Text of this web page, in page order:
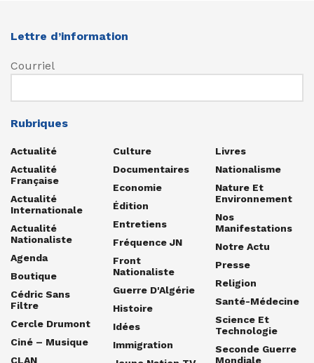
Lettre d’information
Courriel
Rubriques
Actualité
Actualité
Française
Actualité
Internationale
Actualité
Nationaliste
Agenda
Boutique
Cédric Sans
Filtre
Cercle Drumont
Ciné – Musique
CLAN
Culture
Documentaires
Economie
Édition
Entretiens
Fréquence JN
Front
Nationaliste
Guerre D'Algérie
Histoire
Idées
Immigration
Livres
Nationalisme
Nature Et
Environnement
Nos
Manifestations
Notre Actu
Presse
Religion
Santé-Médecine
Science Et
Technologie
Seconde Guerre
Mondiale